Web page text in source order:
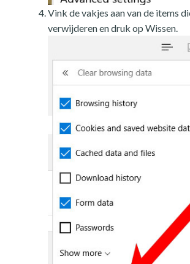
Vink de vakjes aan van de items
verwijderen en druk op Wissen.